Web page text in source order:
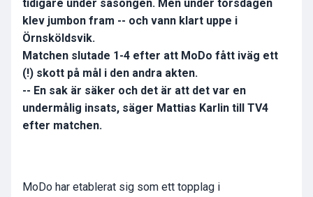
tidigare under säsongen. Men under torsdagen
klev jumbon fram -- och vann klart uppe i
Örnsköldsvik.
Matchen slutade 1-4 efter att MoDo fått iväg ett
(!) skott på mål i den andra akten.
-- En sak är säker och det är att det var en
undermålig insats, säger Mattias Karlin till TV4
efter matchen.
MoDo har etablerat sig som ett topplag i